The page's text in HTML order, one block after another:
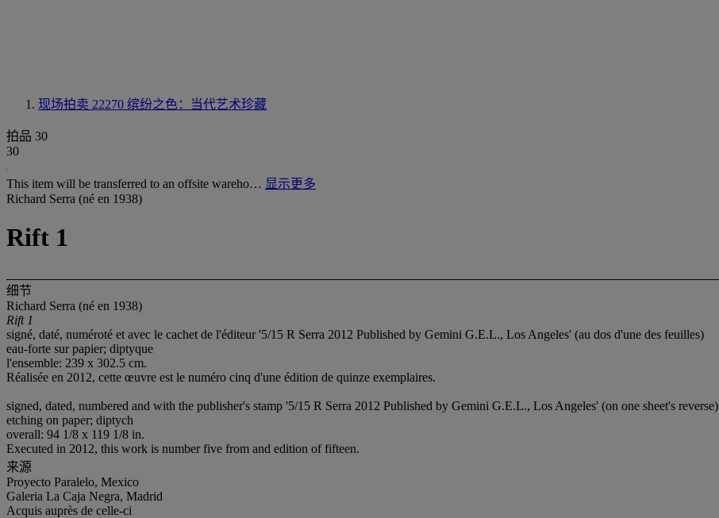
现场拍卖 22270 缤纷之色：当代艺术珍藏
拍品 30
30
This item will be transferred to an offsite wareho… 显示更多
Richard Serra (né en 1938)
Rift 1
细节
Richard Serra (né en 1938)
Rift 1
signé, daté, numéroté et avec le cachet de l'éditeur '5/15 R Serra 2012 Published by Gemini G.E.L., Los Angeles' (au dos d'une des feuilles)
eau-forte sur papier; diptyque
l'ensemble: 239 x 302.5 cm.
Réalisée en 2012, cette œuvre est le numéro cinq d'une édition de quinze exemplaires.
signed, dated, numbered and with the publisher's stamp '5/15 R Serra 2012 Published by Gemini G.E.L., Los Angeles' (on one sheet's reverse)
etching on paper; diptych
overall: 94 1/8 x 119 1/8 in.
Executed in 2012, this work is number five from and edition of fifteen.
来源
Proyecto Paralelo, Mexico
Galeria La Caja Negra, Madrid
Acquis auprès de celle-ci